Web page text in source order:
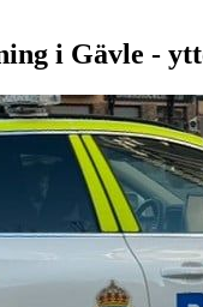
i Gävle -